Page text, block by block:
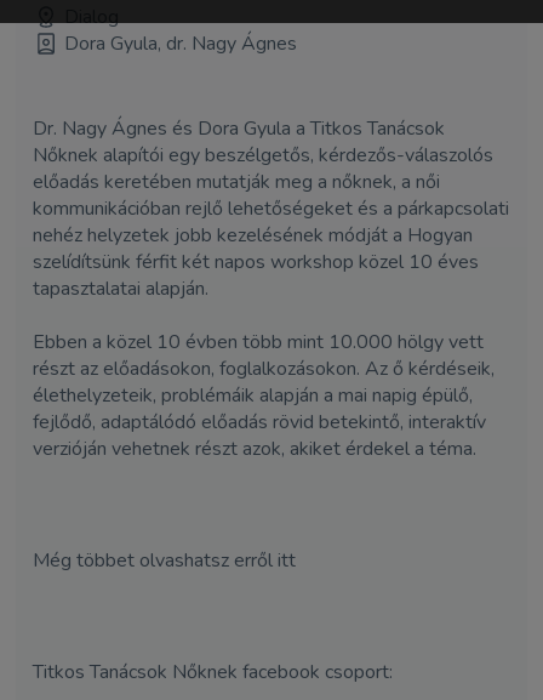
Dialog
Dora Gyula, dr. Nagy Ágnes
Dr. Nagy Ágnes és Dora Gyula a Titkos Tanácsok
Nőknek alapítói egy beszélgetős, kérdezős-válaszolós
előadás keretében mutatják meg a nőknek, a női
kommunikációban rejlő lehetőségeket és a párkapcsolati
nehéz helyzetek jobb kezelésének módját a Hogyan
szelídítsünk férfit két napos workshop közel 10 éves
tapasztalatai alapján.
Ebben a közel 10 évben több mint 10.000 hölgy vett
részt az előadásokon, foglalkozásokon. Az ő kérdéseik,
élethelyzeteik, problémáik alapján a mai napig épülő,
fejlődő, adaptálódó előadás rövid betekintő, interaktív
verzióján vehetnek részt azok, akiket érdekel a téma.
Még többet olvashatsz erről itt
Titkos Tanácsok Nőknek facebook csoport: